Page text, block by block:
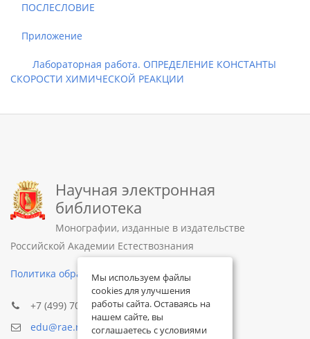
ПОСЛЕСЛОВИЕ
Приложение
Лабораторная работа. ОПРЕДЕЛЕНИЕ КОНСТАНТЫ
СКОРОСТИ ХИМИЧЕСКОЙ РЕАКЦИИ
Научная электронная
библиотека
Монографии, изданные в издательстве
Российской Академии Естествознания
Политика обработки персональных данных
+7 (499) 705-72-30
edu@rae.ru
Мы используем файлы
cookies для улучшения
работы сайта. Оставаясь на
нашем сайте, вы
соглашаетесь с условиями